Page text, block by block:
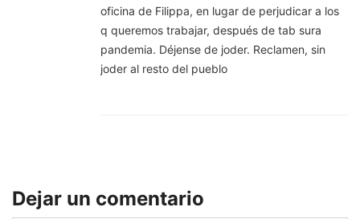
oficina de Filippa, en lugar de perjudicar a los
q queremos trabajar, después de tab sura
pandemia. Déjense de joder. Reclamen, sin
joder al resto del pueblo
Dejar un comentario